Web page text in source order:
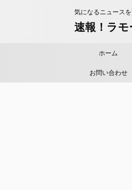
気になるニュース
速報！ラモ
ホーム
お問い合わせ